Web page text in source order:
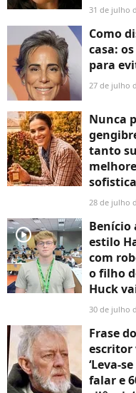
31 de julho
Como
casa:
para
27 de julho
Nunca
tanto
28 de julho
player2
Benício
estilo
com
o filho
Huck
30 de julho
Frase
escritor
‘Leva-
falar e